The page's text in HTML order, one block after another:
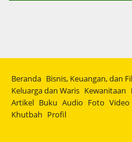
Beranda Bisnis, Keuangan, dan
Keluarga dan Waris Kewanitaan
Artikel Buku Audio Foto Video
Khutbah Profil